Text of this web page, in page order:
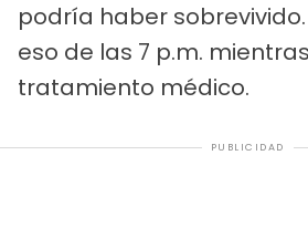
podría haber
eso de las 7 p.m.
tratamiento médico.
PUBLICIDAD